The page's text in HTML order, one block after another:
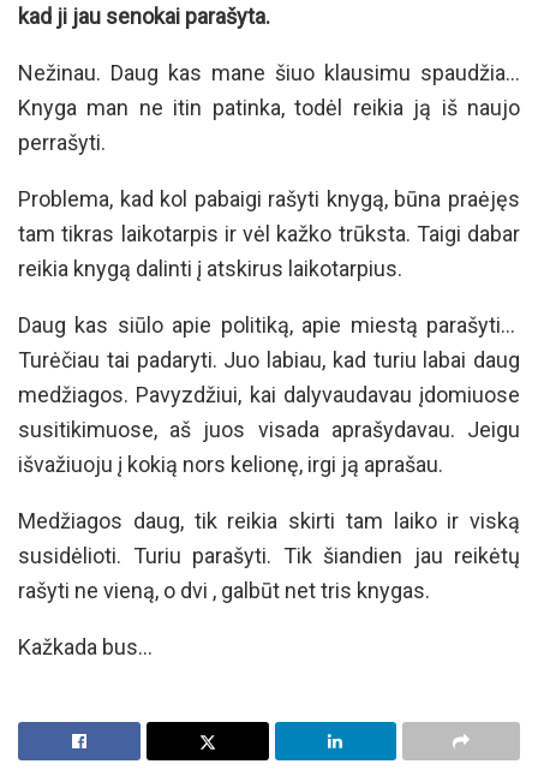
kad ji jau senokai parašyta.
Nežinau. Daug kas mane šiuo klausimu spaudžia…
Knyga man ne itin patinka, todėl reikia ją iš naujo
perrašyti.
Problema, kad kol pabaigi rašyti knygą, būna praėjęs
tam tikras laikotarpis ir vėl kažko trūksta. Taigi dabar
reikia knygą dalinti į atskirus laikotarpius.
Daug kas siūlo apie politiką, apie miestą parašyti…
Turėčiau tai padaryti. Juo labiau, kad turiu labai daug
medžiagos. Pavyzdžiui, kai dalyvaudavau įdomiuose
susitikimuose, aš juos visada aprašydavau. Jeigu
išvažiuoju į kokią nors kelionę, irgi ją aprašau.
Medžiagos daug, tik reikia skirti tam laiko ir viską
susidėlioti. Turiu parašyti. Tik šiandien jau reikėtų
rašyti ne vieną, o dvi , galbūt net tris knygas.
Kažkada bus…